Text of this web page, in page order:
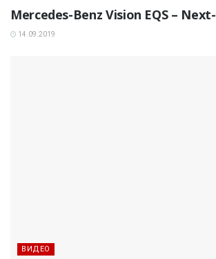
Mercedes-Benz Vision EQS –
14.09.2019
ВИДЕО